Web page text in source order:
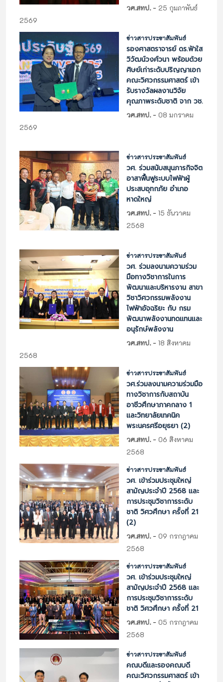
วศ.สทป.- 25 กุมภาพันธ์
2569
ข่าวสารประชาสัมพันธ์
รองศาสตราจารย์ ดร.ฟ้าใส
วิวัฒน์วงศ์วนา พร้อมด้วย
ศิษย์เก่าระดับปริญญาเอก
คณะวิศวกรรมศาสตร์ เข้า
รับรางวัลผลงานวิจัย
คุณภาพระดับชาติ จาก วช.
วศ.สทป.-08 มกราคม
2569
ข่าวสารประชาสัมพันธ์
วศ. ร่วมสนับสนุนภารกิจจิต
อาสาฟื้นฟูระบบไฟฟ้าผู้
ประสบอุทกภัย อำเภอ
หาดใหญ่
วศ.สทป.-15 ธันวาคม
2568
ข่าวสารประชาสัมพันธ์
วศ. ร่วมลงนามความร่วม
มือทางวิชาการในการ
พัฒนาและบริหารงาน สาขา
วิชาวิศวกรรมพลังงาน
ไฟฟ้าอัจฉริยะ กับ กรม
พัฒนาพลังงานทดแทนและ
อนุรักษ์พลังงาน
วศ.สทป.-18 สิงหาคม
2568
ข่าวสารประชาสัมพันธ์
วศ.ร่วมลงนามความร่วมมือ
ทางวิชาการกับสถาบัน
อาชีวศึกษาภาคกลาง 1
และวิทยาลัยเทคนิค
พระนครศรีอยุธยา (2)
วศ.สทป.-06 สิงหาคม
2568
ข่าวสารประชาสัมพันธ์
วศ. เข้าร่วมประชุมใหญ่
สามัญประจำปี 2568 และ
การประชุมวิชาการระดับ
ชาติ วิศวศึกษา ครั้งที่ 21
(2)
วศ.สทป.-09 กรกฎาคม
2568
ข่าวสารประชาสัมพันธ์
วศ. เข้าร่วมประชุมใหญ่
สามัญประจำปี 2568 และ
การประชุมวิชาการระดับ
ชาติ วิศวศึกษา ครั้งที่ 21
วศ.สทป.-05 กรกฎาคม
2568
ข่าวสารประชาสัมพันธ์
คณบดีและรองคณบดี
คณะวิศวกรรมศาสตร์ เข้า